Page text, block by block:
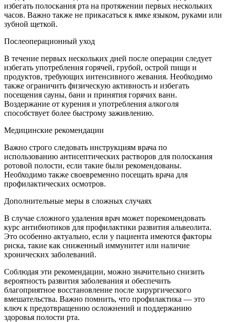
избегать полоскания рта на протяжении первых нескольких
часов. Важно также не прикасаться к ямке языком, руками или
зубной щеткой.
Послеоперационный уход
В течение первых нескольких дней после операции следует
избегать употребления горячей, грубой, острой пищи и
продуктов, требующих интенсивного жевания. Необходимо
также ограничить физическую активность и избегать
посещения сауны, бани и принятия горячих ванн.
Воздержание от курения и употребления алкоголя
способствует более быстрому заживлению.
Медицинские рекомендации
Важно строго следовать инструкциям врача по
использованию антисептических растворов для полоскания
ротовой полости, если такие были рекомендованы.
Необходимо также своевременно посещать врача для
профилактических осмотров.
Дополнительные меры в сложных случаях
В случае сложного удаления врач может порекомендовать
курс антибиотиков для профилактики развития альвеолита.
Это особенно актуально, если у пациента имеются факторы
риска, такие как сниженный иммунитет или наличие
хронических заболеваний.
Соблюдая эти рекомендации, можно значительно снизить
вероятность развития заболевания и обеспечить
благоприятное восстановление после хирургического
вмешательства. Важно помнить, что профилактика — это
ключ к предотвращению осложнений и поддержанию
здоровья полости рта.